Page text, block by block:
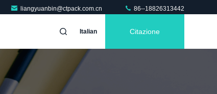
liangyuanbin@ctpack.com.cn 86--18826313442
Italian Citazione